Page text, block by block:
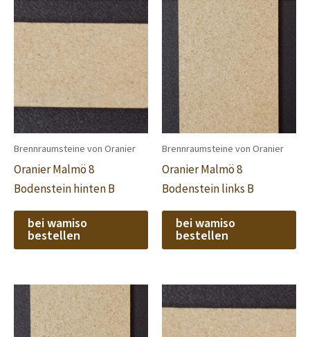
Brennraumsteine von Oranier
Oranier Malmö 8
Bodenstein hinten B
bei wamiso
bestellen
Brennraumsteine von Oranier
Oranier Malmö 8
Bodenstein links B
bei wamiso
bestellen